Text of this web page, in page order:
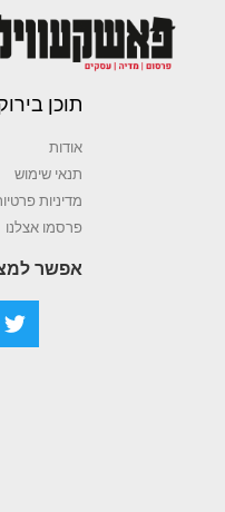
תוכן
אודות
תנאי שימוש
מדיניות
פרסמו אצלנו
אפשר